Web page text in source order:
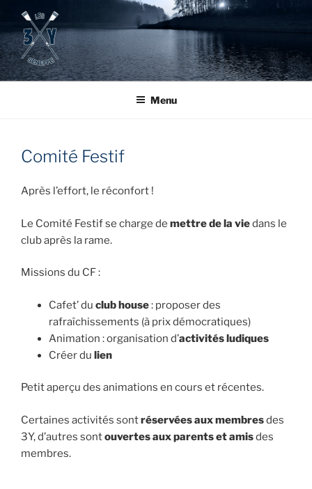
contenu
principal
Menu
Comité Festif
Après l’effort, le réconfort !
Le Comité Festif se charge de mettre de la viedans le
club après la rame.
Missions du CF :
Cafet’ du club house: proposer des
rafraîchissements (à prix démocratiques)
Animation : organisation d’activités ludiques
Créer du lien
Petit aperçu des animations en cours et récentes.
Certaines activités sontréservées aux membresdes
3Y, d’autres sontouvertes aux parents et amisdes
membres.